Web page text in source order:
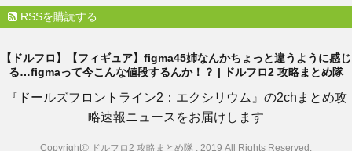
RSSを購読する
【ドルフロ】【フィギュア】figma45姉なんかちょっと違うように感じ
る…figmaって今こんな値段するんか！？ | ドルフロ2 攻略まとめ隊
『ドールズフロントライン2：エクシリウム』の2chまとめ攻
略速報ニュースをお届けします
Copyright© ドルフロ2 攻略まとめ隊 , 2019 All Rights Reserved.